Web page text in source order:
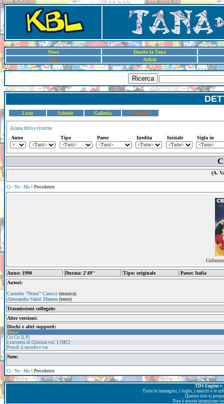
News
Dentro la Tana
Sigle
Artisti
Ricerca
Lista Schede Galleria Dettaglio
Azzera filtri e ricerche
Anno Tipo Paese Inedita Iniziale Sigla in
(A.
Ci - Ne - Ma < Precedente
Anno: 1990 Durata: 2'49'' Tipo: originale
Paese: Italia
Autori:
Carmelo "Ninni" Carucci (musica)
Alessandra Valeri Manera (testo)
Trasmissioni collegate:
Altre versioni:
Dischi e altri supporti:
Disco
Cri Cri [LP]
I successi di Cristina vol. 1 [MC]
Prendi il mondo e vai
Note:
Ci - Ne - Ma < Precedente
TDS Engine
Tutte le immagini, i loghi, i marchi e le
Questo sito si
Non è nostra intenzione